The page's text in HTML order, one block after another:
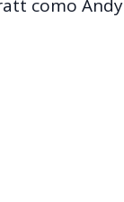
como Andy